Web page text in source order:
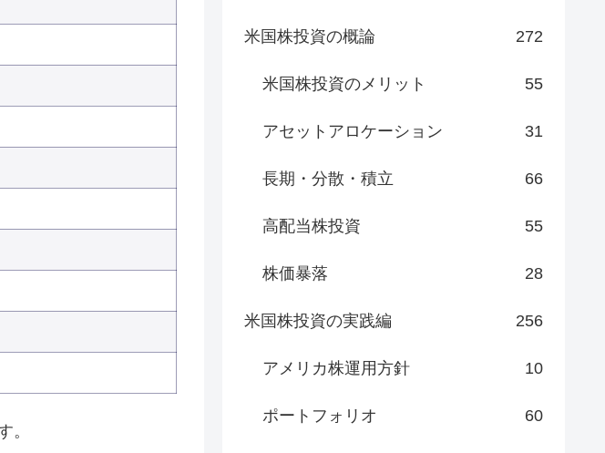
。
米国株投資の概論 272
米国株投資のメリット 55
アセットアロケーション 31
長期・分散・積立 66
高配当株投資 55
株価暴落 28
米国株投資の実践編 256
アメリカ株運用方針 10
ポートフォリオ 60